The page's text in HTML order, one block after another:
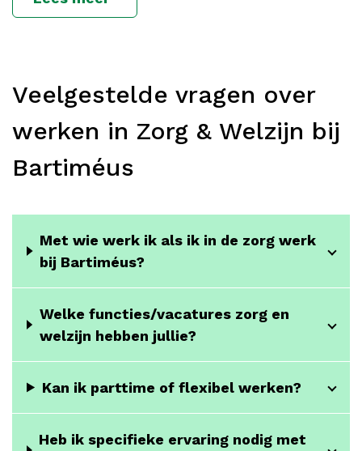
Veelgestelde vragen over
werken in Zorg & Welzijn bij
Bartiméus
Met wie werk ik als ik in de zorg werk
bij Bartiméus?
Welke functies/vacatures zorg en
welzijn hebben jullie?
Kan ik parttime of flexibel werken?
Heb ik specifieke ervaring nodig met